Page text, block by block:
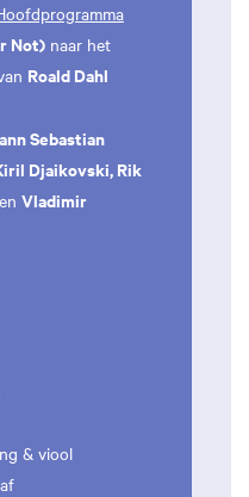
Not) naar het
Roald Dahl
Sebastian
Djaikovski, Rik
en Vladimir
& viool